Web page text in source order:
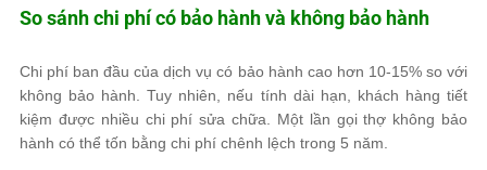
So sánh chi phí có bảo hành và không bảo hành
Chi phí ban đầu của dịch vụ có bảo hành cao hơn 10-15% so với
không bảo hành. Tuy nhiên, nếu tính dài hạn, khách hàng tiết
kiệm được nhiều chi phí sửa chữa. Một lần gọi thợ không bảo
hành có thể tốn bằng chi phí chênh lệch trong 5 năm.